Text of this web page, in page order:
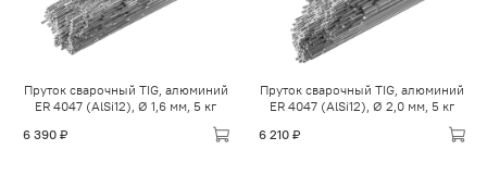
Пруток сварочный TIG, алюминий
ER 4047 (AlSi12), Ø 1,6 мм, 5 кг
6 390 ₽
Пруток сварочный TIG, алюминий
ER 4047 (AlSi12), Ø 2,0 мм, 5 кг
6 210 ₽